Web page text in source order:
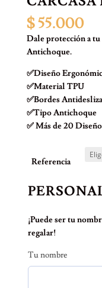
$55.000
Dale protección a tu
Antichoque.
✅Diseño
✅Material TPU
✅Bordes
✅Tipo Antichoque
✅ Más de 20
Referencia
¡Puede ser tu
regalar!
Tu nombre